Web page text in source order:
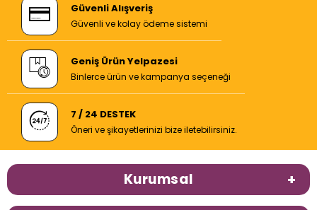
Güvenli Alışveriş
Güvenli ve kolay ödeme sistemi
Geniş Ürün Yelpazesi
Binlerce ürün ve kampanya seçeneği
7 / 24 DESTEK
Öneri ve şikayetlerinizi bize iletebilirsiniz.
Kurumsal